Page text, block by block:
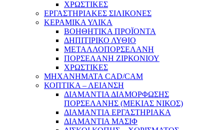
ΧΡΩΣΤΙΚΕΣ
ΕΡΓΑΣΤΗΡΙΑΚΕΣ ΣΙΛΙΚΟΝΕΣ
ΚΕΡΑΜΙΚΑ ΥΛΙΚΑ
ΒΟΗΘΗΤΙΚΑ ΠΡΟΪΟΝΤΑ
ΔΗΠΙΤΙΡΙΚΟ ΛΥΘΙΟ
ΜΕΤΑΛΛΟΠΟΡΣΕΛΑΝΗ
ΠΟΡΣΕΛΑΝΗ ΖΙΡΚΟΝΙΟΥ
ΧΡΩΣΤΙΚΕΣ
ΜΗΧΑΝΗΜΑΤΑ CAD/CAM
ΚΟΠΤΙΚΑ – ΛΕΙΑΝΣΗ
ΔΙΑΜΑΝΤΙΑ ΔΙΑΜΟΡΦΩΣΗΣ
ΠΟΡΣΕΛΑΝΗΣ (ΜΕΚΙΑΣ ΝΙΚΟΣ)
ΔΙΑΜΑΝΤΙΑ ΕΡΓΑΣΤΗΡΙΑΚΑ
ΔΙΑΜΑΝΤΙΑ ΜΑΣΙΦ